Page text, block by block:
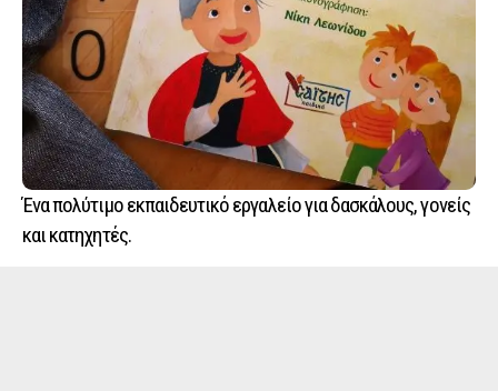
Ένα πολύτιμο εκπαιδευτικό εργαλείο για δασκάλους, γονείς
και κατηχητές.